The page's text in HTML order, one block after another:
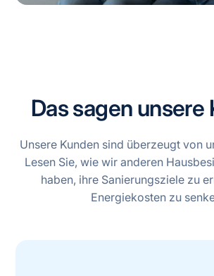
Das sagen unsere
Unsere Kunden sind überzeugt von
Lesen Sie, wie wir anderen
haben, ihre Sanierungsziele zu
Energiekosten zu